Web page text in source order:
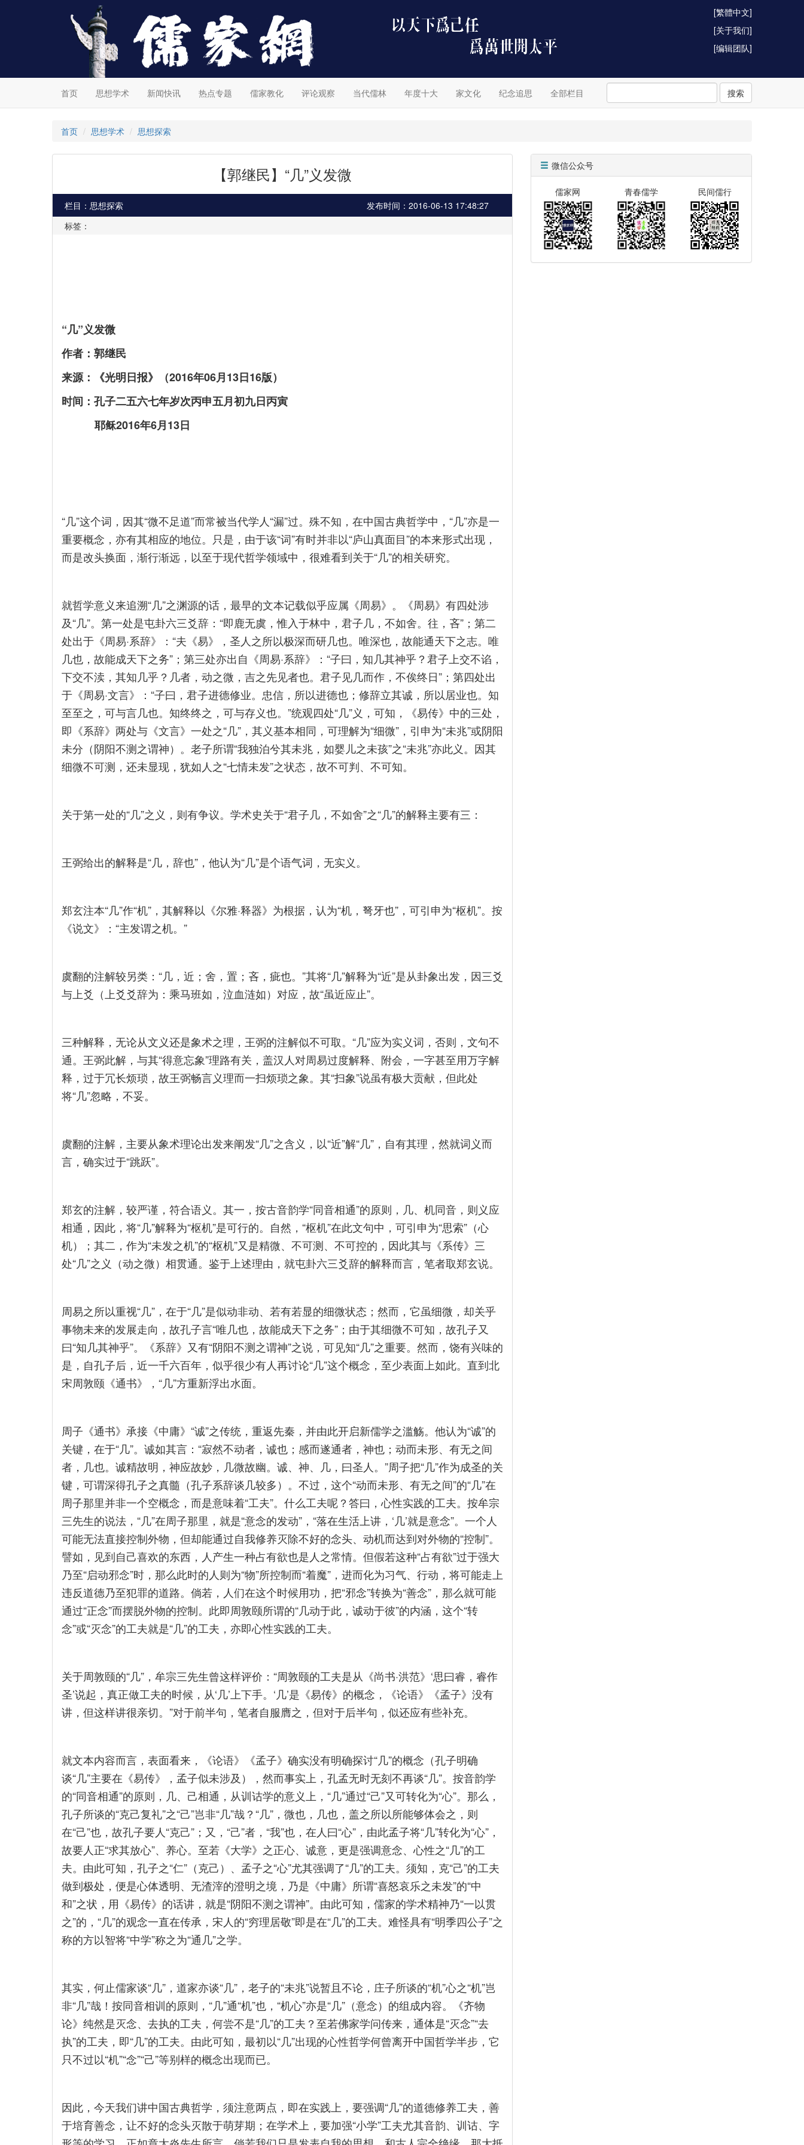
[繁體中文]
[关于我们]
[编辑团队]
首页 思想学术 新闻快讯 热点专题 儒家教化 评论观察 当代儒林 年度十大 家文化 纪念追思 全部栏目 搜索
首页 思想学术 思想探索
【郭继民】“几”义发微
栏目：思想探索
发布时间：2016-06-13 17:48:27
标签：
“几”义发微
作者：郭继民
来源：《光明日报》（2016年06月13日16版）
时间：孔子二五六七年岁次丙申五月初九日丙寅
耶稣2016年6月13日
“几”这个词，因其“微不足道”而常被当代学人“漏”过。殊不知，在中国古典哲学中，“几”亦是一
重要概念，亦有其相应的地位。只是，由于该“词”有时并非以“庐山真面目”的本来形式出现，
而是改头换面，渐行渐远，以至于现代哲学领域中，很难看到关于“几”的相关研究。
就哲学意义来追溯“几”之渊源的话，最早的文本记载似乎应属《周易》。《周易》有四处涉
及“几”。第一处是屯卦六三爻辞：“即鹿无虞，惟入于林中，君子几，不如舍。往，吝”；第二
处出于《周易·系辞》：“夫《易》，圣人之所以极深而研几也。唯深也，故能通天下之志。唯
几也，故能成天下之务”；第三处亦出自《周易·系辞》：“子曰，知几其神乎？君子上交不谄，
下交不渎，其知几乎？几者，动之微，吉之先见者也。君子见几而作，不俟终日”；第四处出
于《周易·文言》：“子曰，君子进德修业。忠信，所以进德也；修辞立其诚，所以居业也。知
至至之，可与言几也。知终终之，可与存义也。”统观四处“几”义，可知，《易传》中的三处，
即《系辞》两处与《文言》一处之“几”，其义基本相同，可理解为“细微”，引申为“未兆”或阴阳
未分（阴阳不测之谓神）。老子所谓“我独泊兮其未兆，如婴儿之未孩”之“未兆”亦此义。因其
细微不可测，还未显现，犹如人之“七情未发”之状态，故不可判、不可知。
关于第一处的“几”之义，则有争议。学术史关于“君子几，不如舍”之“几”的解释主要有三：
王弼给出的解释是“几，辞也”，他认为“几”是个语气词，无实义。
郑玄注本“几”作“机”，其解释以《尔雅·释器》为根据，认为“机，弩牙也”，可引申为“枢机”。按
《说文》：“主发谓之机。”
虞翻的注解较另类：“几，近；舍，置；吝，疵也。”其将“几”解释为“近”是从卦象出发，因三爻
与上爻（上爻爻辞为：乘马班如，泣血涟如）对应，故“虽近应止”。
三种解释，无论从文义还是象术之理，王弼的注解似不可取。“几”应为实义词，否则，文句不
通。王弼此解，与其“得意忘象”理路有关，盖汉人对周易过度解释、附会，一字甚至用万字解
释，过于冗长烦琐，故王弼畅言义理而一扫烦琐之象。其“扫象”说虽有极大贡献，但此处
将“几”忽略，不妥。
虞翻的注解，主要从象术理论出发来阐发“几”之含义，以“近”解“几”，自有其理，然就词义而
言，确实过于“跳跃”。
郑玄的注解，较严谨，符合语义。其一，按古音韵学“同音相通”的原则，几、机同音，则义应
相通，因此，将“几”解释为“枢机”是可行的。自然，“枢机”在此文句中，可引申为“思索”（心
机）；其二，作为“未发之机”的“枢机”又是精微、不可测、不可控的，因此其与《系传》三
处“几”之义（动之微）相贯通。鉴于上述理由，就屯卦六三爻辞的解释而言，笔者取郑玄说。
周易之所以重视“几”，在于“几”是似动非动、若有若显的细微状态；然而，它虽细微，却关乎
事物未来的发展走向，故孔子言“唯几也，故能成天下之务”；由于其细微不可知，故孔子又
曰“知几其神乎”。《系辞》又有“阴阳不测之谓神”之说，可见知“几”之重要。然而，饶有兴味的
是，自孔子后，近一千六百年，似乎很少有人再讨论“几”这个概念，至少表面上如此。直到北
宋周敦颐《通书》，“几”方重新浮出水面。
周子《通书》承接《中庸》“诚”之传统，重返先秦，并由此开启新儒学之滥觞。他认为“诚”的
关键，在于“几”。诚如其言：“寂然不动者，诚也；感而遂通者，神也；动而未形、有无之间
者，几也。诚精故明，神应故妙，几微故幽。诚、神、几，曰圣人。”周子把“几”作为成圣的关
键，可谓深得孔子之真髓（孔子系辞谈几较多）。不过，这个“动而未形、有无之间”的“几”在
周子那里并非一个空概念，而是意味着“工夫”。什么工夫呢？答曰，心性实践的工夫。按牟宗
三先生的说法，“几”在周子那里，就是“意念的发动”，“落在生活上讲，‘几’就是意念”。一个人
可能无法直接控制外物，但却能通过自我修养灭除不好的念头、动机而达到对外物的“控制”。
譬如，见到自己喜欢的东西，人产生一种占有欲也是人之常情。但假若这种“占有欲”过于强大
乃至“启动邪念”时，那么此时的人则为“物”所控制而“着魔”，进而化为习气、行动，将可能走上
违反道德乃至犯罪的道路。倘若，人们在这个时候用功，把“邪念”转换为“善念”，那么就可能
通过“正念”而摆脱外物的控制。此即周敦颐所谓的“几动于此，诚动于彼”的内涵，这个“转
念”或“灭念”的工夫就是“几”的工夫，亦即心性实践的工夫。
关于周敦颐的“几”，牟宗三先生曾这样评价：“周敦颐的工夫是从《尚书·洪范》‘思曰睿，睿作
圣’说起，真正做工夫的时候，从‘几’上下手。‘几’是《易传》的概念，《论语》《孟子》没有
讲，但这样讲很亲切。”对于前半句，笔者自服膺之，但对于后半句，似还应有些补充。
就文本内容而言，表面看来，《论语》《孟子》确实没有明确探讨“几”的概念（孔子明确
谈“几”主要在《易传》，孟子似未涉及），然而事实上，孔孟无时无刻不再谈“几”。按音韵学
的“同音相通”的原则，几、己相通，从训诂学的意义上，“几”通过“己”又可转化为“心”。那么，
孔子所谈的“克己复礼”之“己”岂非“几”哉？“几”，微也，几也，盖之所以所能够体会之，则
在“己”也，故孔子要人“克己”；又，“己”者，“我”也，在人曰“心”，由此孟子将“几”转化为“心”，
故要人正“求其放心”、养心。至若《大学》之正心、诚意，更是强调意念、心性之“几”的工
夫。由此可知，孔子之“仁”（克己）、孟子之“心”尤其强调了“几”的工夫。须知，克“己”的工夫
做到极处，便是心体透明、无渣滓的澄明之境，乃是《中庸》所谓“喜怒哀乐之未发”的“中
和”之状，用《易传》的话讲，就是“阴阳不测之谓神”。由此可知，儒家的学术精神乃“一以贯
之”的，“几”的观念一直在传承，宋人的“穷理居敬”即是在“几”的工夫。难怪具有“明季四公子”之
称的方以智将“中学”称之为“通几”之学。
其实，何止儒家谈“几”，道家亦谈“几”，老子的“未兆”说暂且不论，庄子所谈的“机”心之“机”岂
非“几”哉！按同音相训的原则，“几”通“机”也，“机心”亦是“几”（意念）的组成内容。《齐物
论》纯然是灭念、去执的工夫，何尝不是“几”的工夫？至若佛家学问传来，通体是“灭念”“去
执”的工夫，即“几”的工夫。由此可知，最初以“几”出现的心性哲学何曾离开中国哲学半步，它
只不过以“机”“念”“己”等别样的概念出现而已。
因此，今天我们讲中国古典哲学，须注意两点，即在实践上，要强调“几”的道德修养工夫，善
于培育善念，让不好的念头灭散于萌芽期；在学术上，要加强“小学”工夫尤其音韵、训诂、字
微信公众号
儒家网 青春儒学 民间儒行